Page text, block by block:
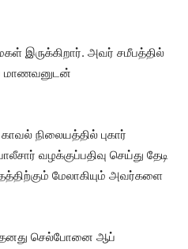
மகள் இருக்கிறார். அவர் சமீபத்தில்
மாணவனுடன்
நிலையத்தில் புகார்
வழக்குப்பதிவு செய்து தேடி
மேலாகியும் அவர்களை
தனது செல்போனை ஆப்